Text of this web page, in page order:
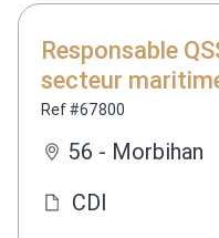
Responsable
secteur
Ref #67800
56 - Morbihan
CDI